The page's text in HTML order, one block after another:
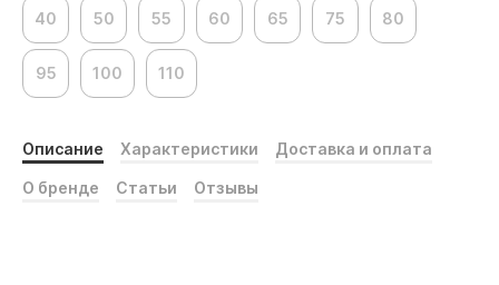
40 50 55 60 65 75 80
95 100 110
Описание Характеристики Доставка и оплата
О бренде Статьи Отзывы